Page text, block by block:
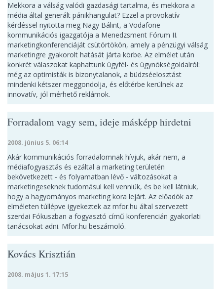
Mekkora a válság valódi gazdasági tartalma, és mekkora a
média által generált pánikhangulat? Ezzel a provokatív
kérdéssel nyitotta meg Nagy Bálint, a Vodafone
kommunikációs igazgatója a Menedzsment Fórum II.
marketingkonferenciáját csütörtökön, amely a pénzügyi válság
marketingre gyakorolt hatását járta körbe. Az elmélet után
konkrét válaszokat kaphattunk ügyfél- és ügynökségoldalról:
még az optimisták is bizonytalanok, a büdzséelosztást
mindenki kétszer meggondolja, és előtérbe kerülnek az
innovatív, jól mérhető reklámok.
Forradalom vagy sem, ideje másképp hirdetni
2008. június 5. 06:14
Akár kommunikációs forradalomnak hívjuk, akár nem, a
médiafogyasztás és ezáltal a marketing területén
bekövetkezett - és folyamatban lévő - változásokat a
marketingeseknek tudomásul kell venniük, és be kell látniuk,
hogy a hagyományos marketing kora lejárt. Az előadók az
elméleten túllépve igyekeztek az mfor.hu által szervezett
szerdai Fókuszban a fogyasztó című konferencián gyakorlati
tanácsokat adni. Mfor.hu beszámoló.
Kovács Krisztián
2008. május 1. 17:15